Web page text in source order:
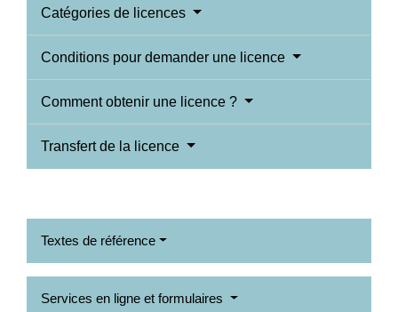
Catégories de licences
Conditions pour demander une licence
Comment obtenir une licence ?
Transfert de la licence
Textes de référence
Services en ligne et formulaires